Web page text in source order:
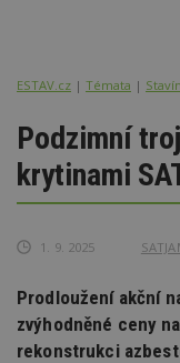
ESTAV.cz Témata
Podzimní
krytinami
1. 9. 2025
Prodloužení akční
zvýhodněné ceny
rekonstrukci